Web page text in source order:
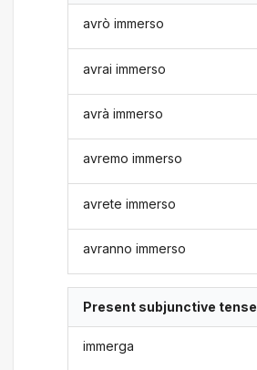
avrò immerso
avrai immerso
avrà immerso
avremo immerso
avrete immerso
avranno immerso
Present subjunctive tense
immerga